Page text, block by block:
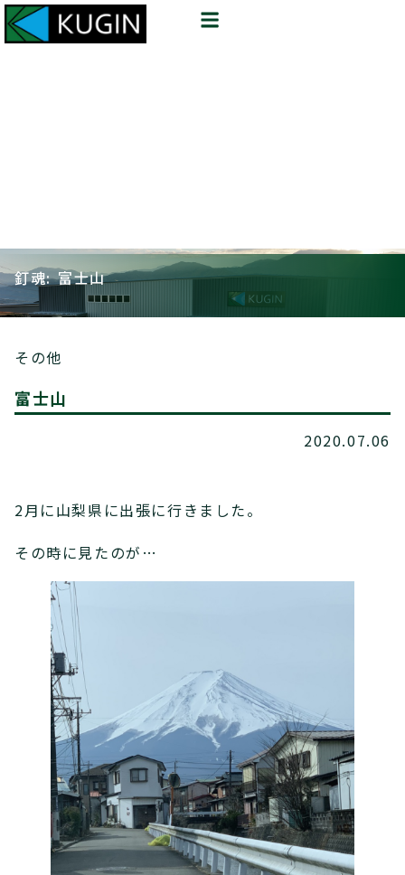
釘魂: 富士山
その他
富士山
2020.07.06
2月に山梨県に出張に行きました。
その時に見たのが…